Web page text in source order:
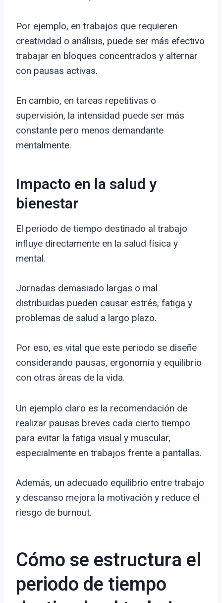
Por ejemplo, en trabajos que requieren
creatividad o análisis, puede ser más efectivo
trabajar en bloques concentrados y alternar
con pausas activas.
En cambio, en tareas repetitivas o
supervisión, la intensidad puede ser más
constante pero menos demandante
mentalmente.
Impacto en la salud y
bienestar
El periodo de tiempo destinado al trabajo
influye directamente en la salud física y
mental.
Jornadas demasiado largas o mal
distribuidas pueden causar estrés, fatiga y
problemas de salud a largo plazo.
Por eso, es vital que este periodo se diseñe
considerando pausas, ergonomía y equilibrio
con otras áreas de la vida.
Un ejemplo claro es la recomendación de
realizar pausas breves cada cierto tiempo
para evitar la fatiga visual y muscular,
especialmente en trabajos frente a pantallas.
Además, un adecuado equilibrio entre trabajo
y descanso mejora la motivación y reduce el
riesgo de burnout.
Cómo se estructura el
periodo de tiempo